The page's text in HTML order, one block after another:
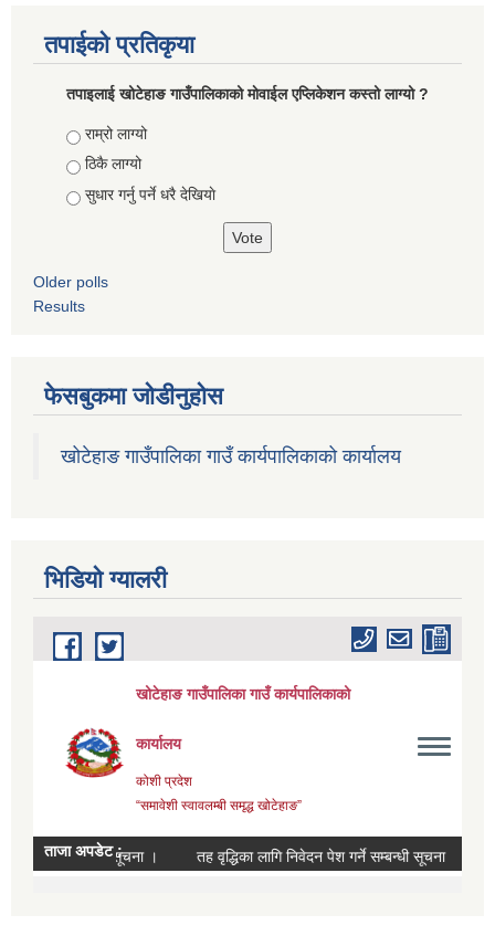
तपाईको प्रतिकृया
तपाइलाई खोटेहाङ गाउँपालिकाको माेवाईल एप्लिकेशन कस्तो लाग्यो ?
Choices
राम्रो लाग्यो
ठिकै लाग्यो
सुधार गर्नु पर्ने धरै देखियाे
Older polls
Results
फेसबुकमा जोडीनुहोस
खोटेहाङ गाउँपालिका गाउँ कार्यपालिकाको कार्यालय
भिडियाे ग्यालरी